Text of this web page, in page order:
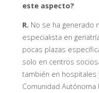
este aspecto?
R. No se ha generado
especialista en
pocas plazas
solo en centros
también en hospitales
Comunidad